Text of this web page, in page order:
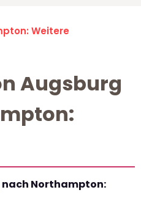
Weitere
Augsburg
nach Northampton: